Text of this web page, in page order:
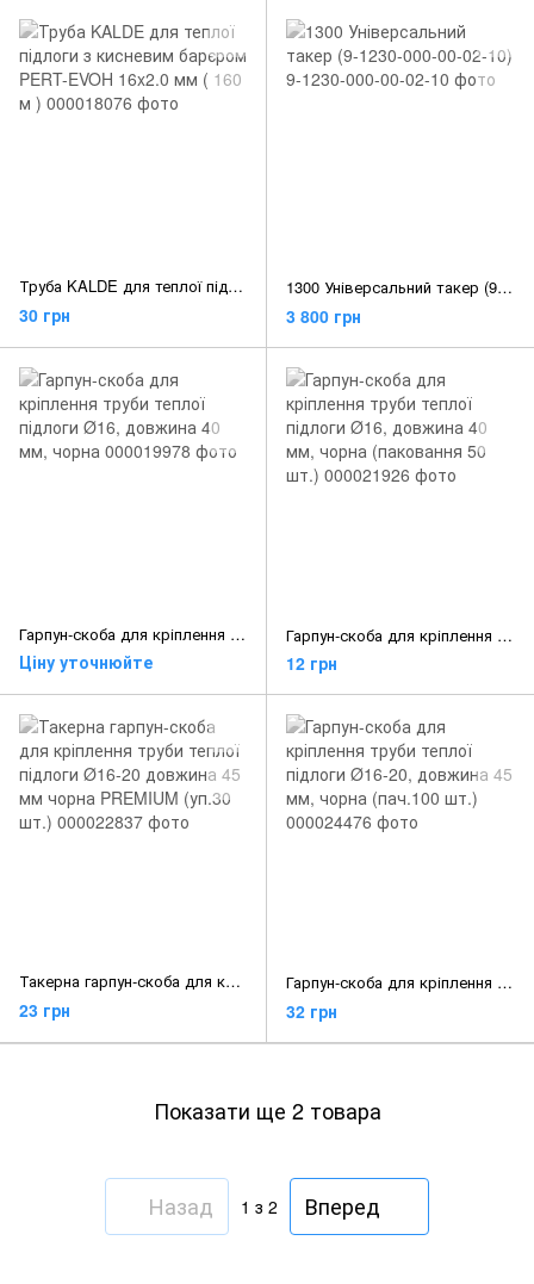
Труба KALDE для теплої підлоги з кисневим барєром PERT-EVOH 16x2.0 мм ( 160 м )
30 грн
1300 Універсальний такер (9-1230-000-00-02-10)
3 800 грн
Гарпун-скоба для кріплення труби теплої підлоги Ø16, довжина 40 мм, чорна
Ціну уточнюйте
Гарпун-скоба для кріплення труби теплої підлоги Ø16, довжина 40 мм, чорна (паковання 50 шт.)
12 грн
Такерна гарпун-скоба для кріплення труби теплої підлоги Ø16-20 довжина 45 мм чорна PREMIUM (уп.30 шт.)
23 грн
Гарпун-скоба для кріплення труби теплої підлоги Ø16-20, довжина 45 мм, чорна (пач.100 шт.)
32 грн
Показати ще 2 товара
Назад 1 з 2 Вперед